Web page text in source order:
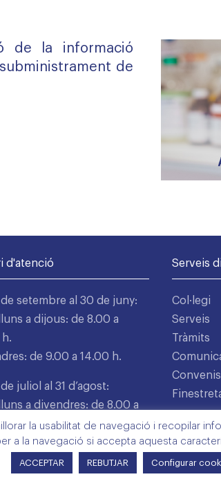
de la informació
de
d'atenció
de setembre al 30 de juny:
a dijous: de 8.00 a
h.
de 9.00 a 14.00 h.
de juliol al 31 d’agost:
a divendres: de 8.00 a
h.
Serveis
Col·legi
Serveis
Tràmits
la usabilitat de navegació i recopilar
a la navegació si accepta aquesta
ACCEPTAR REBUTJAR Configurar